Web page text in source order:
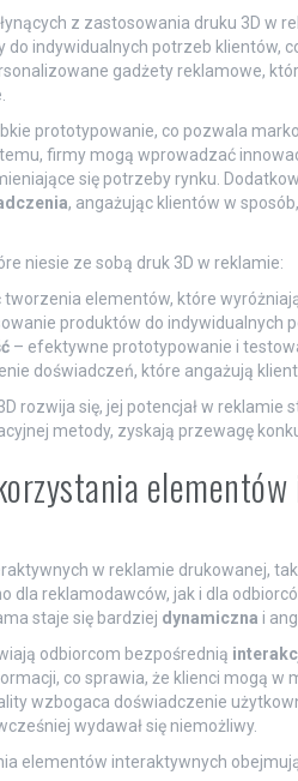
z zastosowania druku 3D w
indywidualnych potrzeb klientów,
gadżety reklamowe,
prototypowanie, co pozwala
firmy mogą wprowadzać
się potrzeby rynku.
, angażując klientów w
niesie ze sobą druk 3D w reklamie:
elementów, które
produktów do indywidualnych
– efektywne prototypowanie i
doświadczeń, które angażują
rozwija się, jej potencjał w
metody, zyskają przewagę
w reklamie drukowanej,
dla reklamodawców, jak i dla
staje się bardziej dynamiczna i
odbiorcom bezpośrednią
co sprawia, że klienci mogą w
wzbogaca doświadczenie
wydawał się niemożliwy.
elementów interaktywnych